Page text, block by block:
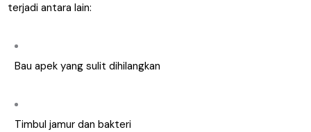
terjadi antara lain:
Bau apek yang sulit dihilangkan
Timbul jamur dan bakteri